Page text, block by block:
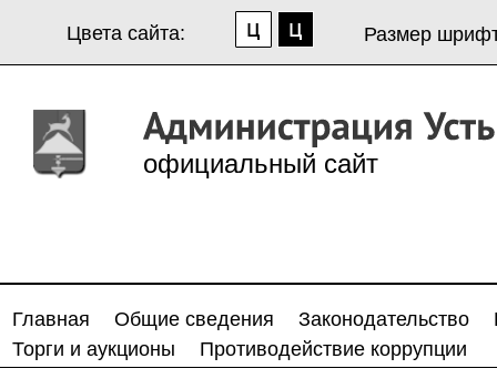
Цвета сайта: Размер
официальный сайт
Главная Общие сведения Законодательство
Торги и аукционы
Противодействие коррупции